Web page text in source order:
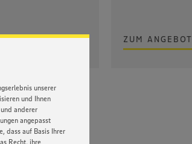
unserer
und Ihnen
anderer
angepasst
dass auf Basis Ihrer
Recht, ihre
ZUM ANGEBOT